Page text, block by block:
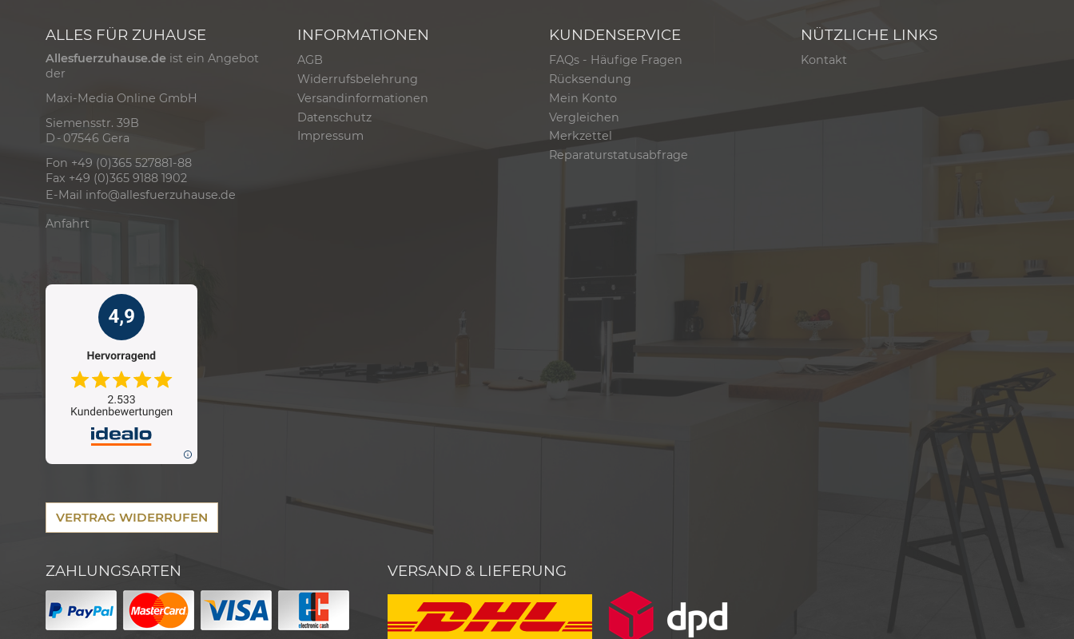
ALLES FÜR ZUHAUSE
Allesfuerzuhause.de ist ein Angebot
der
Maxi-Media Online GmbH
Siemensstr. 39B
D - 07546 Gera
Fon +49 (0)365 527881-88
Fax +49 (0)365 9188 1902
E-Mail info@allesfuerzuhause.de
Anfahrt
INFORMATIONEN
AGB
Widerrufsbelehrung
Versandinformationen
Datenschutz
Impressum
KUNDENSERVICE
FAQs - Häufige Fragen
Rücksendung
Mein Konto
Vergleichen
Merkzettel
Reparaturstatusabfrage
NÜTZLICHE LINKS
Kontakt
VERTRAG WIDERRUFEN
ZAHLUNGSARTEN VERSAND & LIEFERUNG